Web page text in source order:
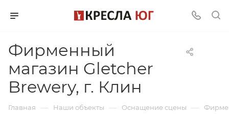
Фирменный
магазин Gletcher
Brewery, г. Клин
Главная — Наши объекты — Оснащение сцены —